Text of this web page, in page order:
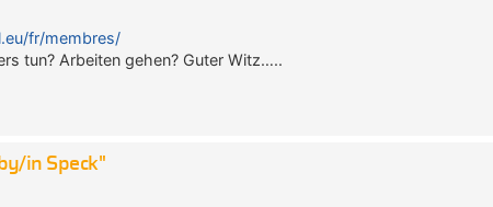
fr/membres/
tun? Arbeiten gehen? Guter Witz…..
in Speck"